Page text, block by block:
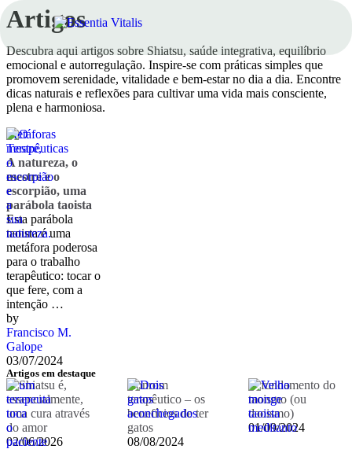
Artigos
Descubra aqui artigos sobre Shiatsu, saúde integrativa, equilíbrio
emocional e autorregulação. Inspire-se com práticas simples que
promovem serenidade, vitalidade e bem-estar no dia a dia. Encontre
dicas naturais e reflexões para cultivar uma vida mais consciente,
plena e harmoniosa.
Metáforas
Terapêuticas
A natureza, o
mestre e o
escorpião, uma
parábola taoista
Esta parábola
taoista é uma
metáfora poderosa
para o trabalho
terapêutico: tocar o
que fere, com a
intenção …
by
Francisco M.
Galope
03/07/2024
Artigos em destaque
O Shiatsu é,
essencialmente,
uma cura através
do amor
02/06/2026
Ronrom
terapêutico – os
benefícios de ter
gatos
08/08/2024
O fundamento do
taoismo (ou
daoismo)
01/09/2024